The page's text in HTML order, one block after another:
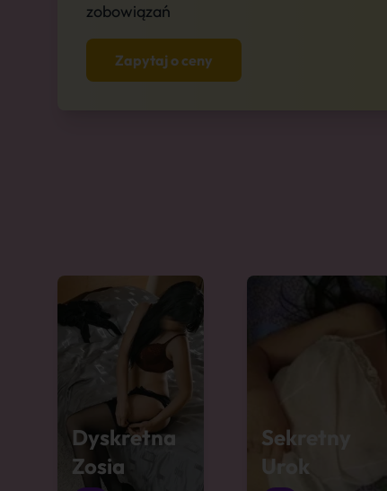
zobowiązań
Zapytaj o ceny
Dyskretna
Zosia
Sekretny
Urok